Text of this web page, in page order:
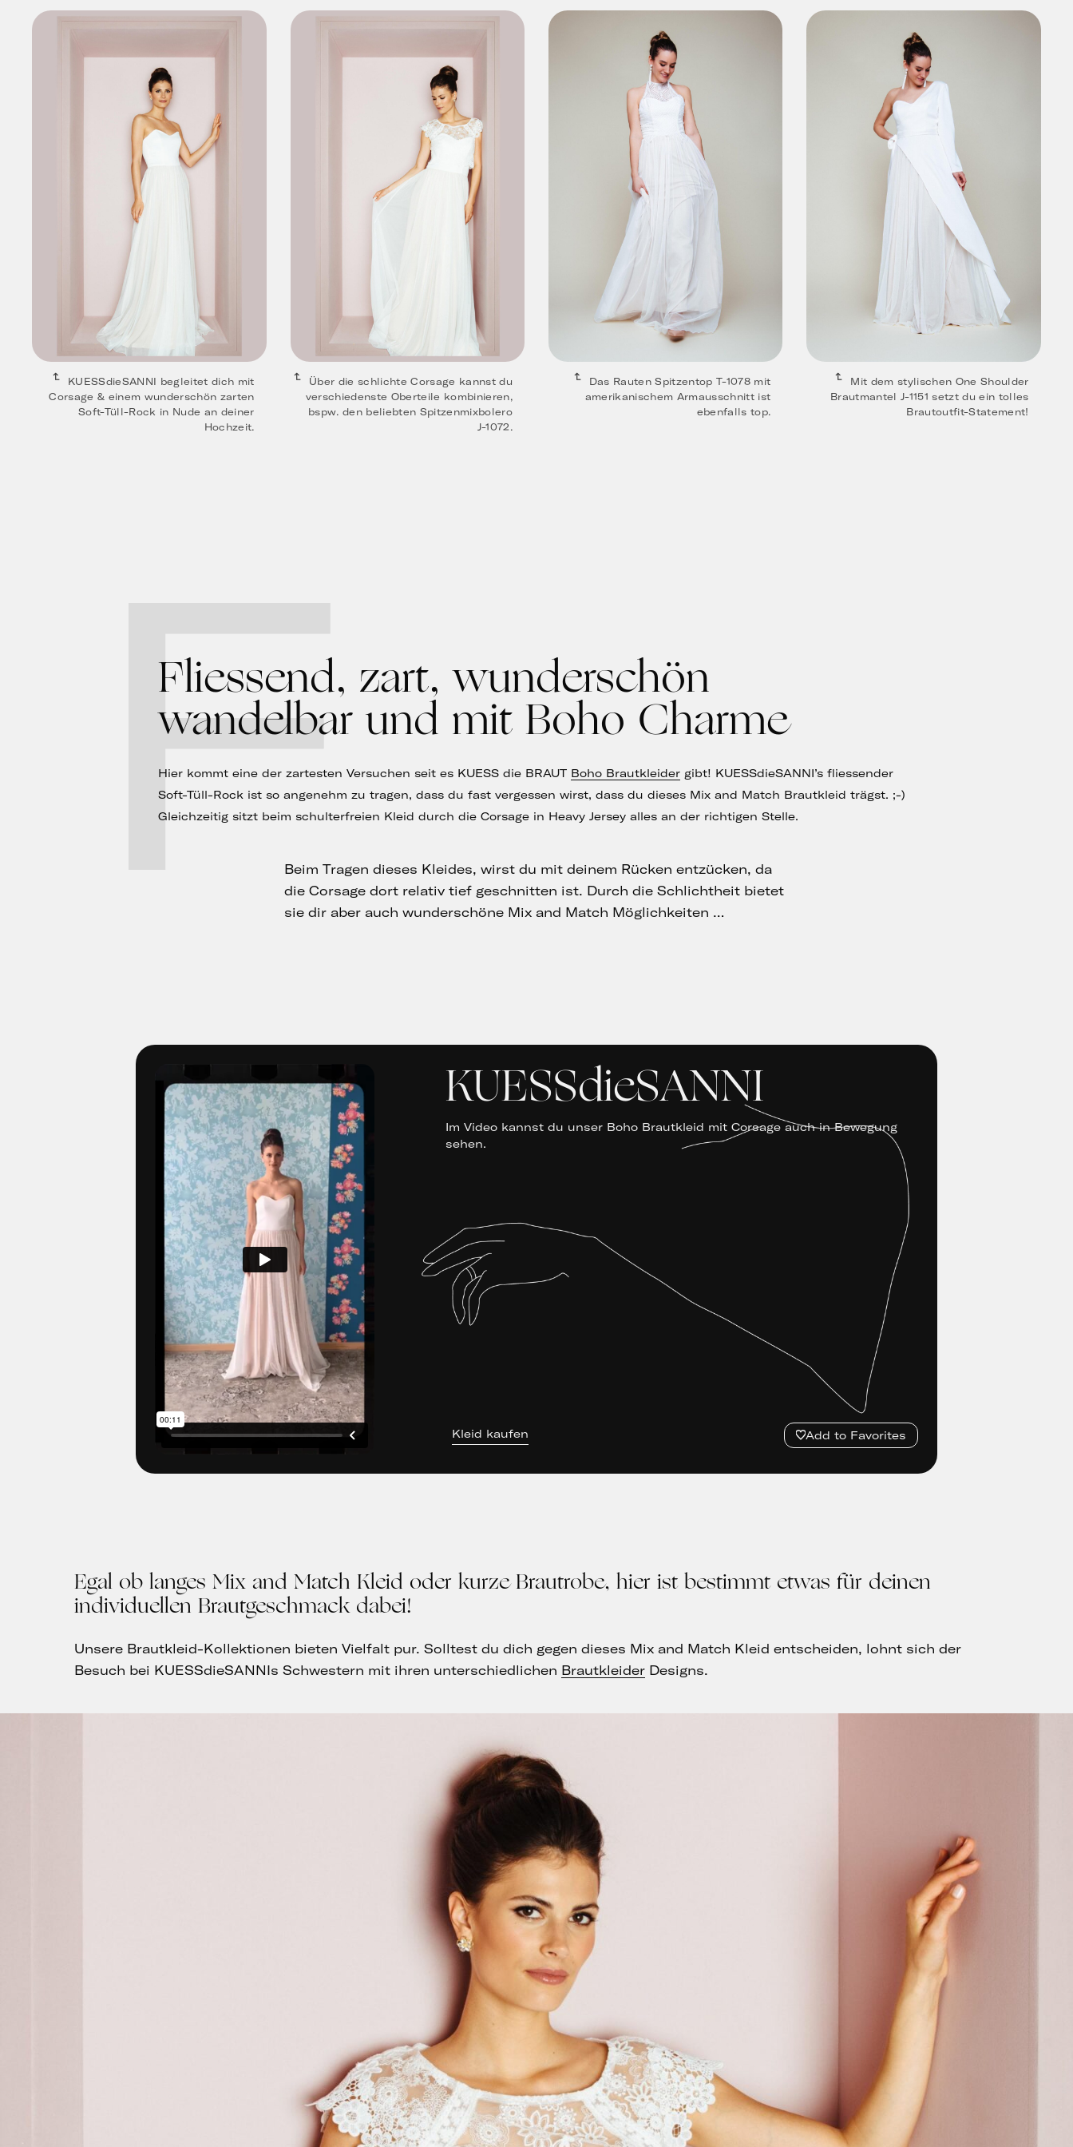
KUESSdieSANNI begleitet dich mit
Corsage & einem wunderschön zarten
Soft-Tüll-Rock in Nude an deiner
Hochzeit.
Über die schlichte Corsage kannst du
verschiedenste Oberteile kombinieren,
bspw. den beliebten Spitzenmixbolero
J-1072.
Das Rauten Spitzentop T-1078 mit
amerikanischem Armausschnitt ist
ebenfalls top.
Mit dem stylischen One Shoulder
Brautmantel J-1151 setzt du ein tolles
Brautoutfit-Statement!
F
Fliessend, zart, wunderschön
wandelbar und mit Boho Charme
Hier kommt eine der zartesten Versuchen seit es KUESS die BRAUT Boho Brautkleider gibt! KUESSdieSANNI’s fliessender
Soft-Tüll-Rock ist so angenehm zu tragen, dass du fast vergessen wirst, dass du dieses Mix and Match Brautkleid trägst. ;-)
Gleichzeitig sitzt beim schulterfreien Kleid durch die Corsage in Heavy Jersey alles an der richtigen Stelle.
Beim Tragen dieses Kleides, wirst du mit deinem Rücken entzücken, da
die Corsage dort relativ tief geschnitten ist. Durch die Schlichtheit bietet
sie dir aber auch wunderschöne Mix and Match Möglichkeiten …
KUESSdieSANNI
Im Video kannst du unser Boho Brautkleid mit Corsage auch in Bewegung
sehen.
Kleid kaufen Add to Favorites
Egal ob langes Mix and Match Kleid oder kurze Brautrobe, hier ist bestimmt etwas für deinen
individuellen Brautgeschmack dabei!
Unsere Brautkleid-Kollektionen bieten Vielfalt pur. Solltest du dich gegen dieses Mix and Match Kleid entscheiden, lohnt sich der
Besuch bei KUESSdieSANNIs Schwestern mit ihren unterschiedlichen BrautkleiderDesigns.